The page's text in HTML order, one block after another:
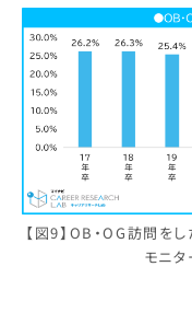
【図9】OB・OG訪問
モニ